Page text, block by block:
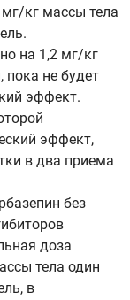
кг массы тела
на 1,2 мг/кг
пока не будет
эффект.
эффект,
в два приема
без
доза
тела один
в